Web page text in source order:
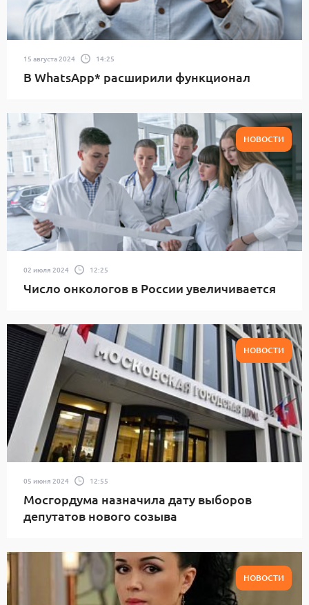
15 августа 2024 14:25
В WhatsApp* расширили функционал
НОВОСТИ
02 июля 2024 12:25
Число онкологов в России увеличивается
НОВОСТИ
05 июня 2024 12:55
Мосгордума назначила дату выборов
депутатов нового созыва
НОВОСТИ